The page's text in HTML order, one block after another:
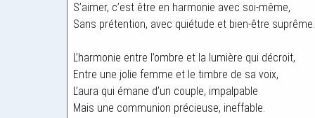
S’aimer, c’est être en harmonie avec soi-même,
Sans prétention, avec quiétude et bien-être suprême.
L’harmonie entre l’ombre et la lumière qui décroit,
Entre une jolie femme et le timbre de sa voix,
L’aura qui émane d’un couple, impalpable
Mais une communion précieuse, ineffable.